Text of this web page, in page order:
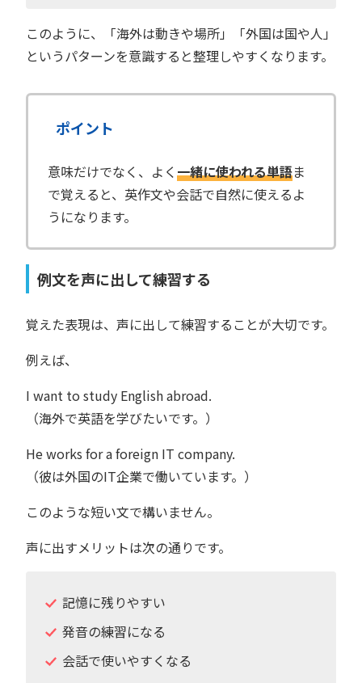
このように、「海外は動きや場所」「外国は国や人」
というパターンを意識すると整理しやすくなります。
ポイント
意味だけでなく、よく一緒に使われる単語ま
で覚えると、英作文や会話で自然に使えるよ
うになります。
例文を声に出して練習する
覚えた表現は、声に出して練習することが大切です。
例えば、
I want to study English abroad.
（海外で英語を学びたいです。）
He works for a foreign IT company.
（彼は外国のIT企業で働いています。）
このような短い文で構いません。
声に出すメリットは次の通りです。
記憶に残りやすい
発音の練習になる
会話で使いやすくなる